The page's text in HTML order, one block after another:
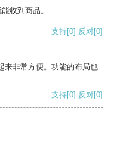
收到商品。
支持[0] 反对[0]
来非常方便。功能的布局也
支持[0] 反对[0]